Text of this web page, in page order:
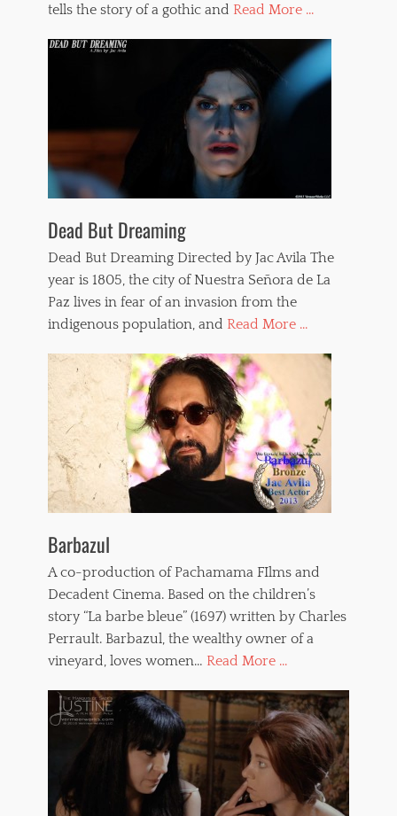
tells the story of a gothic and Read More ...
Dead But Dreaming
Dead But Dreaming Directed by Jac Avila The
year is 1805, the city of Nuestra Señora de La
Paz lives in fear of an invasion from the
indigenous population, and Read More ...
Barbazul
A co-production of Pachamama FIlms and
Decadent Cinema. Based on the children’s
story “La barbe bleue” (1697) written by Charles
Perrault. Barbazul, the wealthy owner of a
vineyard, loves women… Read More ...